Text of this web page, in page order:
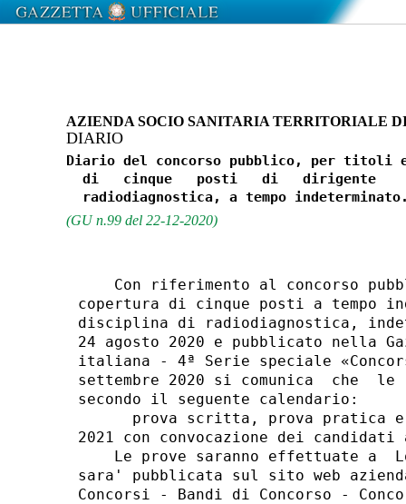
AZIENDA SOCIO SANITARIA TERRITORIALE
DIARIO
Diario del concorso pubblico, per titoli
di   cinque   posti   di   dirigente
(GU n.99 del 22-12-2020)
Con riferimento al concorso
copertura di cinque posti a tempo
disciplina di radiodiagnostica,
24 agosto 2020 e pubblicato nella
italiana - 4ª Serie speciale
settembre 2020 si comunica  che
secondo il seguente calendario:
prova scritta, prova pratica
2021 con convocazione dei
Le prove saranno effettuate a
sara' pubblicata sul sito web
Concorsi - Bandi di Concorso -